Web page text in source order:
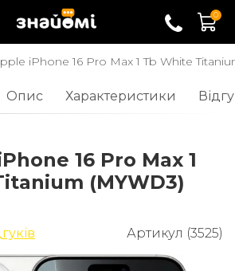
0
iPhone 16 Pro Max 1 Tb White
Опис Характеристики
16 Pro Max 1
(MYWD3)
Артикул (3525)